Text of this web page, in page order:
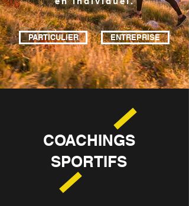
PARTICULIER ENTREPRISE
COACHINGS
SPORTIFS